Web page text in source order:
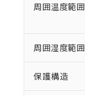
周囲温度範囲
周囲湿度範囲
保護構造